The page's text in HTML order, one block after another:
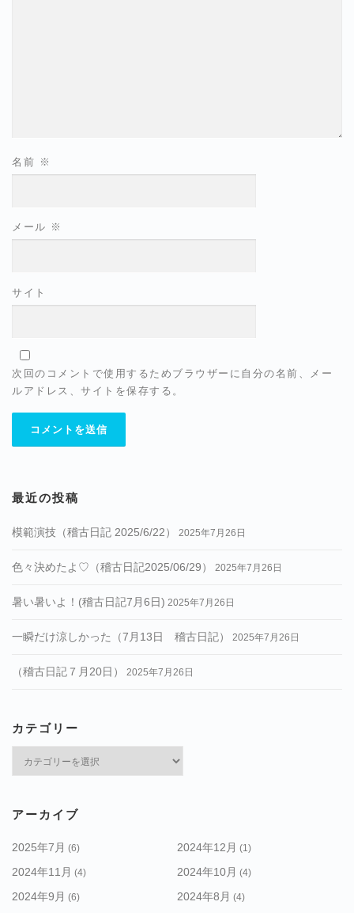
名前 ※
メール ※
サイト
次回のコメントで使用するためブラウザーに自分の名前、メー
ルアドレス、サイトを保存する。
最近の投稿
模範演技（稽古日記 2025/6/22） 2025年7月26日
色々決めたよ♡（稽古日記2025/06/29） 2025年7月26日
暑い暑いよ！(稽古日記7月6日) 2025年7月26日
一瞬だけ涼しかった（7月13日 稽古日記） 2025年7月26日
（稽古日記７月20日） 2025年7月26日
カテゴリー
ー
アーカイブ
2025年7月 (6) 2024年12月 (1)
2024年11月 (4) 2024年10月 (4)
2024年9月 (6) 2024年8月 (4)